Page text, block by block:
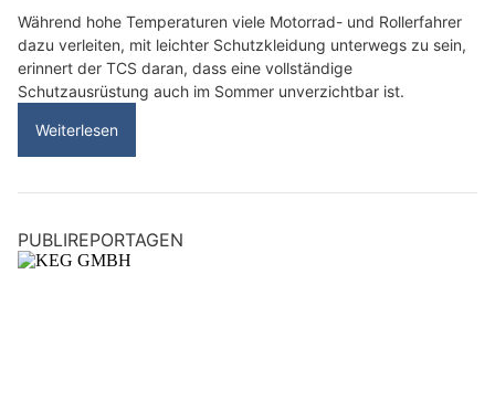
Während hohe Temperaturen viele Motorrad- und Rollerfahrer
dazu verleiten, mit leichter Schutzkleidung unterwegs zu sein,
erinnert der TCS daran, dass eine vollständige
Schutzausrüstung auch im Sommer unverzichtbar ist.
Weiterlesen
PUBLIREPORTAGEN